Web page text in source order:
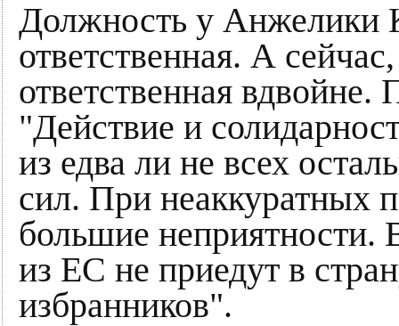
Должность у Анжелики
ответственная. А
ответственная
"Действие и
из едва ли не всех
сил. При неаккуратных
большие
из ЕС не приедут в
избранников".